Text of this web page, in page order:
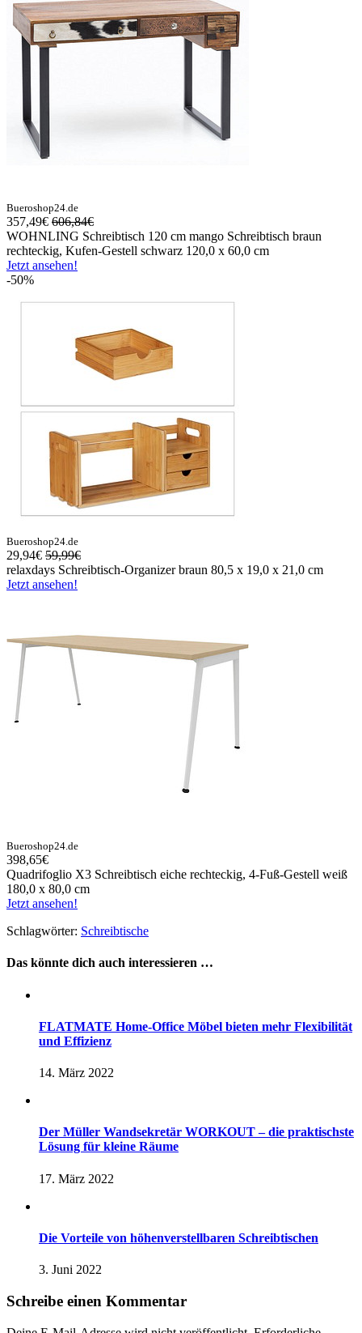
Bueroshop24.de
357,49€ 606,84€
WOHNLING Schreibtisch 120 cm mango Schreibtisch braun
rechteckig, Kufen-Gestell schwarz 120,0 x 60,0 cm
Jetzt ansehen!
-50%
Bueroshop24.de
29,94€ 59,99€
relaxdays Schreibtisch-Organizer braun 80,5 x 19,0 x 21,0 cm
Jetzt ansehen!
Bueroshop24.de
398,65€
Quadrifoglio X3 Schreibtisch eiche rechteckig, 4-Fuß-Gestell weiß
180,0 x 80,0 cm
Jetzt ansehen!
Schlagwörter: Schreibtische
Das könnte dich auch interessieren …
FLATMATE Home-Office Möbel bieten mehr Flexibilität
und Effizienz
14. März 2022
Der Müller Wandsekretär WORKOUT – die praktischste
Lösung für kleine Räume
17. März 2022
Die Vorteile von höhenverstellbaren Schreibtischen
3. Juni 2022
Schreibe einen Kommentar